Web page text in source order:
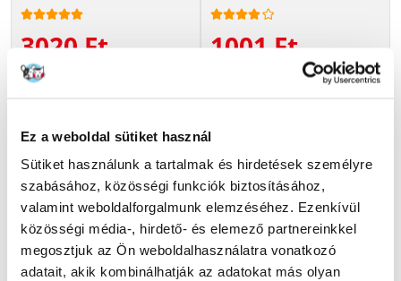
Ez a weboldal sütiket használ
Sütiket használunk a tartalmak és hirdetések személyre
szabásához, közösségi funkciók biztosításához,
valamint weboldalforgalmunk elemzéséhez. Ezenkívül
közösségi média-, hirdető- és elemező partnereinkkel
megosztjuk az Ön weboldalhasználatra vonatkozó
adatait, akik kombinálhatják az adatokat más olyan
3020Ft
(2415.84 Ft / 100 ml)
1001Ft